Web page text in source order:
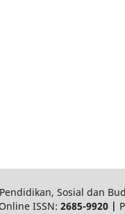
Sosial dan
Online ISSN: 2685-9920 |